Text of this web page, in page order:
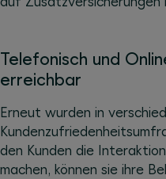
Telefonisch und
erreichbar
Erneut wurden in
den Kunden die
machen, können sie ihre